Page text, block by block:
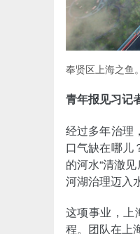
奉贤区上海之鱼。
青年报见习记
经过多年治理
口气缺在哪儿
的河水“清澈
河湖治理迈入
这项事业，上
程。团队在上